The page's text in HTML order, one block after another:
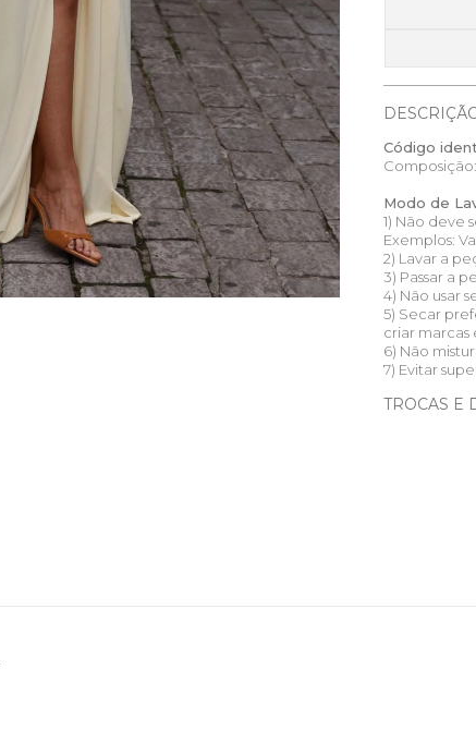
Código
Composição:
Modo de
1) Não deve
Exemplos:
2) Lavar a
3) Passar a
4) Não usar
5) Secar
criar marcas
6) Não
7) Evitar
TROCAS E